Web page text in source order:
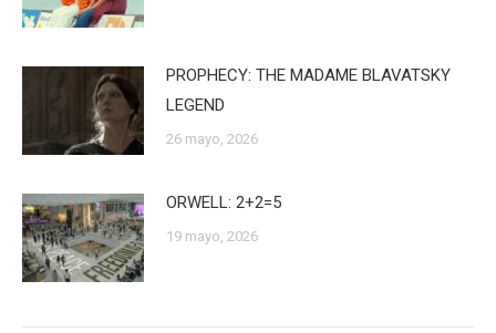
PROPHECY: THE MADAME BLAVATSKY
LEGEND
26 mayo, 2026
ORWELL: 2+2=5
19 mayo, 2026